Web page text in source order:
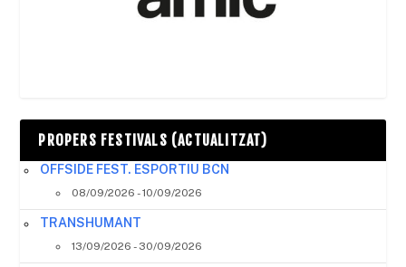
PROPERS FESTIVALS (ACTUALITZAT)
OFFSIDE FEST. ESPORTIU BCN
08/09/2026 - 10/09/2026
TRANSHUMANT
13/09/2026 - 30/09/2026